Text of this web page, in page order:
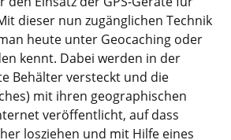
dieser nun zugänglichen Technik
heute unter Geocaching oder
kennt. Dabei werden in der
Behälter versteckt und die
mit ihren geographischen
veröffentlicht, auf dass
losziehen und mit Hilfe eines